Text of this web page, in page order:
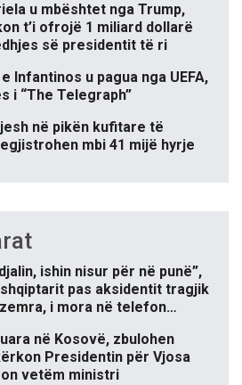
u mbështet nga Trump,
t’i ofrojë 1 miliard dollarë
së presidentit të ri
Infantinos u pagua nga UEFA,
i “The Telegraph”
në pikën kufitare të
mbi 41 mijë hyrje
ishin nisur për në punë”,
pas aksidentit tragjik
i mora në telefon…
në Kosovë, zbulohen
Presidentin për Vjosa
vetëm ministri